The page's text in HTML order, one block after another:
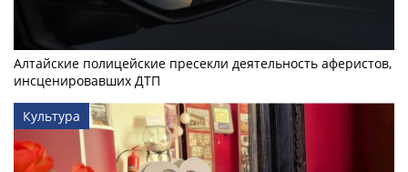
Алтайские полицейские пресекли деятельность аферистов,
инсценировавших ДТП
Культура